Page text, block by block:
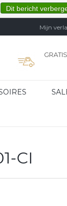
Mijn
CI
Dit bericht